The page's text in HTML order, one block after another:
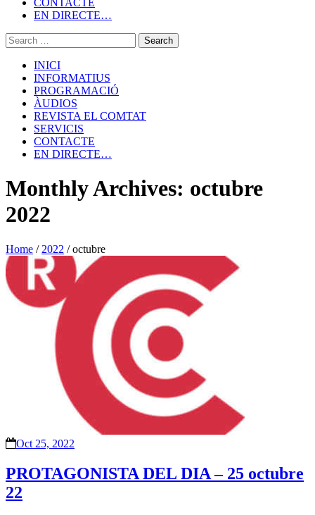
CONTACTE
EN DIRECTE…
INICI
INFORMATIUS
PROGRAMACIÓ
ÀUDIOS
REVISTA EL COMTAT
SERVICIS
CONTACTE
EN DIRECTE…
Monthly Archives: octubre
2022
Home / 2022 /octubre
Oct 25, 2022
PROTAGONISTA DEL DIA – 25 octubre
22